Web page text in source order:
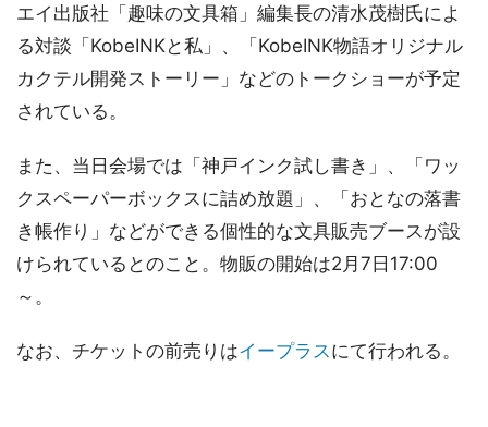
エイ出版社「趣味の文具箱」編集長の清水茂樹氏によ
る対談「KobeINKと私」、「KobeINK物語オリジナル
カクテル開発ストーリー」などのトークショーが予定
されている。
また、当日会場では「神戸インク試し書き」、「ワッ
クスペーパーボックスに詰め放題」、「おとなの落書
き帳作り」などができる個性的な文具販売ブースが設
けられているとのこと。物販の開始は2月7日17:00
～。
なお、チケットの前売りはイープラスにて行われる。